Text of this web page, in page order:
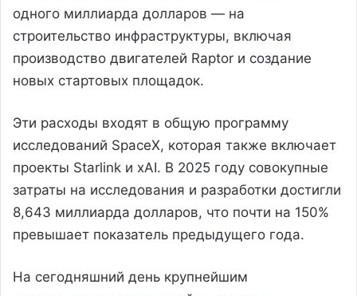
одного миллиарда долларов — на
строительство инфраструктуры, включая
производство двигателей Raptor и создание
новых стартовых площадок.
Эти расходы входят в общую программу
исследований SpaceX, которая также включает
проекты Starlink и xAI. В 2025 году совокупные
затраты на исследования и разработки достигли
8,643 миллиарда долларов, что почти на 150%
превышает показатель предыдущего года.
На сегодняшний день крупнейшим